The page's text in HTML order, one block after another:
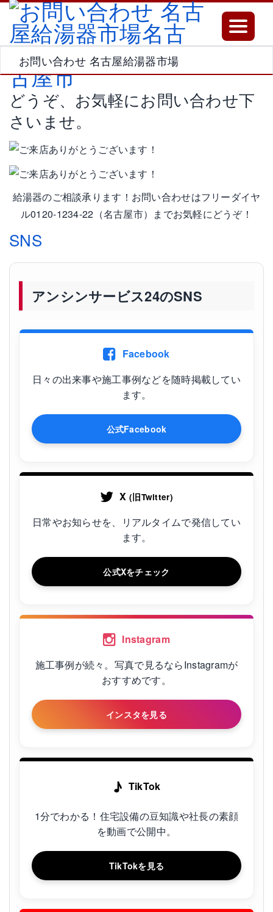
Toggle
お問い合わせ 名古屋給湯器市場
どうぞ、お気軽にお問い合わせ下
さいませ。
給湯器のご相談承ります！お問い合わせはフリーダイヤ
ル0120-1234-22（名古屋市）までお気軽にどうぞ！
SNS
アンシンサービス24のSNS
Facebook
日々の出来事や施工事例などを随時掲載してい
ます。
公式Facebook
X(旧Twitter)
日常やお知らせを、リアルタイムで発信してい
ます。
公式Xをチェック
Instagram
施工事例が続々。写真で見るならInstagramが
おすすめです。
インスタを見る
♪ TikTok
1分でわかる！住宅設備の豆知識や社長の素顔
を動画で公開中。
TikTokを見る